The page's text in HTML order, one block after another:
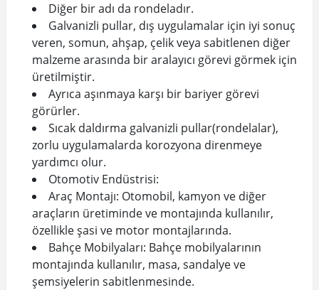
Diğer bir adı da rondeladır.
Galvanizli pullar, dış uygulamalar için iyi sonuç
veren, somun, ahşap, çelik veya sabitlenen diğer
malzeme arasında bir aralayıcı görevi görmek için
üretilmiştir.
Ayrıca aşınmaya karşı bir bariyer görevi
görürler.
Sıcak daldırma galvanizli pullar(rondelalar),
zorlu uygulamalarda korozyona direnmeye
yardımcı olur.
Otomotiv Endüstrisi:
Araç Montajı: Otomobil, kamyon ve diğer
araçların üretiminde ve montajında kullanılır,
özellikle şasi ve motor montajlarında.
Bahçe Mobilyaları: Bahçe mobilyalarının
montajında kullanılır, masa, sandalye ve
şemsiyelerin sabitlenmesinde.